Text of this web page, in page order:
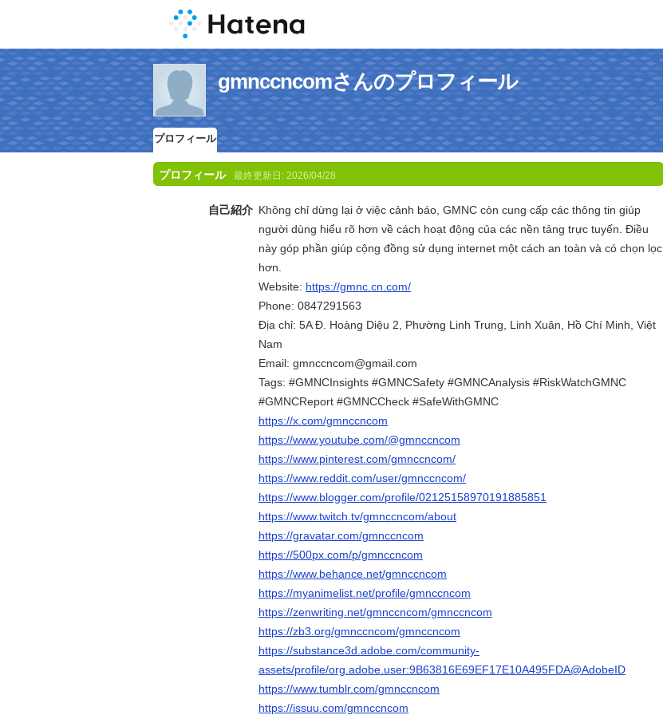
gmnccncomさんのプロフィール
プロフィール
プロフィール 最終更新日: 2026/04/28
自己紹介 Không chỉ dừng lại ở việc cảnh báo, GMNC còn cung cấp các thông tin giúp
người dùng hiểu rõ hơn về cách hoạt động của các nền tảng trực tuyến. Điều
này góp phần giúp cộng đồng sử dụng internet một cách an toàn và có chọn lọc
hơn.
Website: https://gmnc.cn.com/
Phone: 0847291563
Địa chỉ: 5A Đ. Hoàng Diệu 2, Phường Linh Trung, Linh Xuân, Hồ Chí Minh, Việt
Nam
Email: gmnccncom@gmail.com
Tags: #GMNCInsights #GMNCSafety #GMNCAnalysis #RiskWatchGMNC
#GMNCReport #GMNCCheck #SafeWithGMNC
https://x.com/gmnccncom
https://www.youtube.com/@gmnccncom
https://www.pinterest.com/gmnccncom/
https://www.reddit.com/user/gmnccncom/
https://www.blogger.com/profile/02125158970191885851
https://www.twitch.tv/gmnccncom/about
https://gravatar.com/gmnccncom
https://500px.com/p/gmnccncom
https://www.behance.net/gmnccncom
https://myanimelist.net/profile/gmnccncom
https://zenwriting.net/gmnccncom/gmnccncom
https://zb3.org/gmnccncom/gmnccncom
https://substance3d.adobe.com/community-
assets/profile/org.adobe.user:9B63816E69EF17E10A495FDA@AdobeID
https://www.tumblr.com/gmnccncom
https://issuu.com/gmnccncom